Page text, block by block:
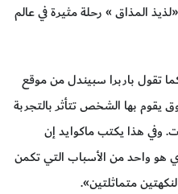
المذاق » رحلة مثيرة في عالم
تقول باربرا سبيندل من موقع
يقوم بها الشخص تتأثر بالتجربة
وفي هذا يكتب ماكوايد إن
هو واحد من الأسباب التي تكمن
متماثلتين».